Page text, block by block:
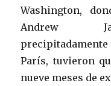
Washington,
Andrew
París, tuvieron
nueve meses de